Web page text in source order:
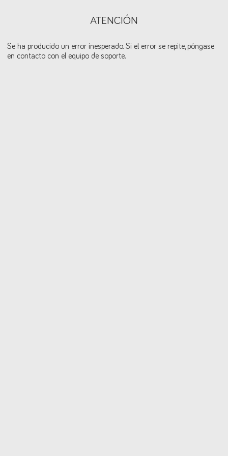
ATENCIÓN
Se ha producido un error inesperado. Si el error se repite, póngase
en contacto con el equipo de soporte.